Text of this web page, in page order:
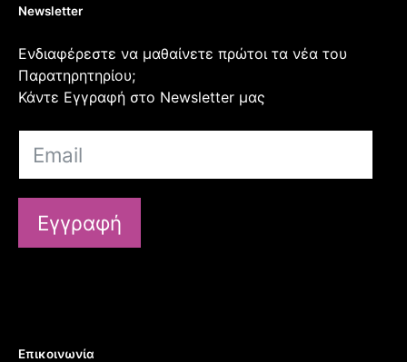
Newsletter
Ενδιαφέρεστε να μαθαίνετε πρώτοι τα νέα του
Παρατηρητηρίου;
Κάντε Εγγραφή στο Newsletter μας
Εγγραφή
Επικοινωνία